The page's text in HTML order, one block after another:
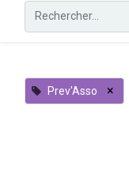
Prev'Asso ×